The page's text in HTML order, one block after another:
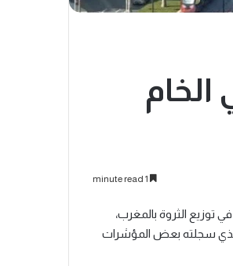
الخام
توزيع الثروة بالمغرب،
الذي سجلته بعض المؤشرات